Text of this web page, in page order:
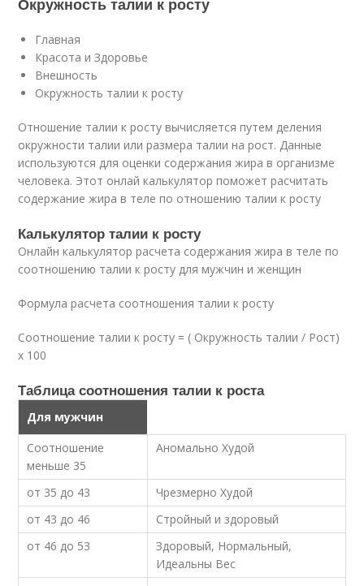
Главная
Красота и Здоровье
Внешность
Окружность талии к росту
Отношение талии к росту вычисляется путем деления
окружности талии или размера талии на рост. Данные
используются для оценки содержания жира в организме
человека. Этот онлай калькулятор поможет расчитать
содержание жира в теле по отношению талии к росту
Калькулятор талии к росту
Онлайн калькулятор расчета содержания жира в теле по
соотношению талии к росту для мужчин и женщин
Формула расчета соотношения талии к росту
Соотношение талии к росту = ( Окружность талии / Рост)
x 100
Таблица соотношения талии к роста
Для мужчин
Соотношение
меньше 35
Аномально Худой
от 35 до 43
Чрезмерно Худой
от 43 до 46
Стройный и здоровый
от 46 до 53
Здоровый, Нормальный,
Идеальны Вес